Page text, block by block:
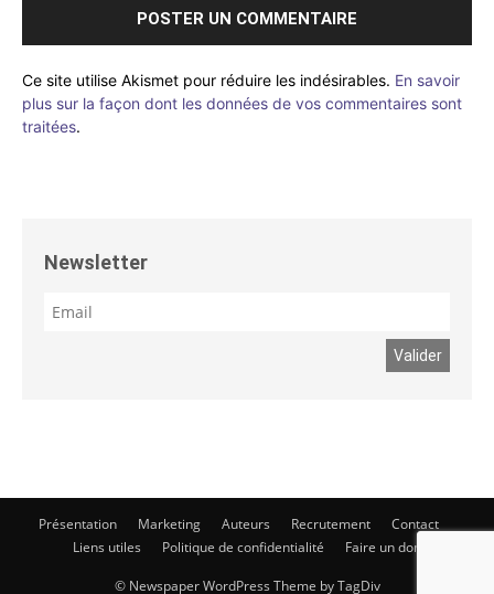
Ce site utilise Akismet pour réduire les indésirables. En savoir
plus sur la façon dont les données de vos commentaires sont
traitées.
Newsletter
Présentation Marketing Auteurs Recrutement
Contact
Liens utiles
Politique de confidentialité Faire un don
© Newspaper WordPress Theme by TagDiv